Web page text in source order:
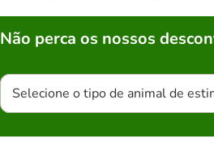
Não perca os nossos
Selecione o tipo de animal de